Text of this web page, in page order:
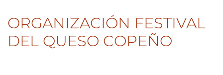
ORGANIZACIÓN FESTIVAL
DEL QUESO COPEÑO